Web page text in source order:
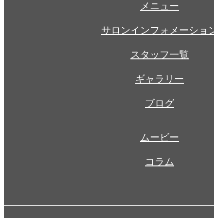
メニュー
サロンインフォメーション
スタッフ一覧
ギャラリー
ブログ
ムービー
コラム